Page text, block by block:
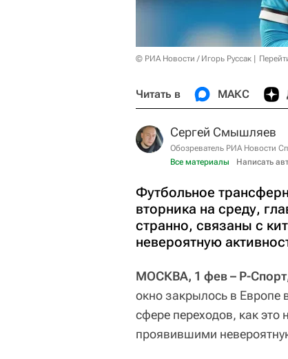
© РИА Новости / Игорь Руссак
Читать в МАКС
Сергей Смышляев
Обозреватель РИА Новости
Все материалы
Написать
Футбольное
вторника на среду,
странно, связаны с
невероятную
МОСКВА, 1 фев – Р-
окно закрылось в Европе
сфере переходов, как это
проявившими